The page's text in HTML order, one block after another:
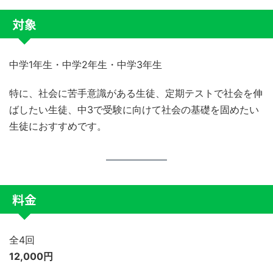
対象
中学1年生・中学2年生・中学3年生
特に、社会に苦手意識がある生徒、定期テストで社会を伸
ばしたい生徒、中3で受験に向けて社会の基礎を固めたい
生徒におすすめです。
料金
全4回
12,000円